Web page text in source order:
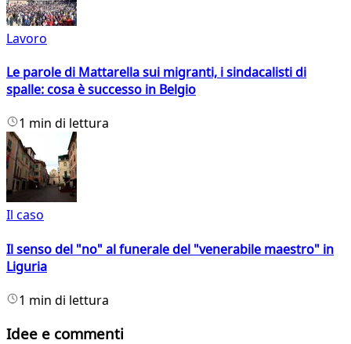
Lavoro
Le parole di Mattarella sui migranti, i sindacalisti di
spalle: cosa è successo in Belgio
1 min di lettura
Il caso
Il senso del "no" al funerale del "venerabile maestro" in
Liguria
1 min di lettura
Idee e commenti